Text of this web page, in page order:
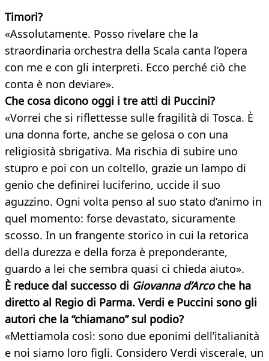
Timori?
«Assolutamente. Posso rivelare che la
straordinaria orchestra della Scala canta l’opera
con me e con gli interpreti. Ecco perché ciò che
conta è non deviare».
Che cosa dicono oggi i tre atti di Puccini?
«Vorrei che si riflettesse sulle fragilità di Tosca. È
una donna forte, anche se gelosa o con una
religiosità sbrigativa. Ma rischia di subire uno
stupro e poi con un coltello, grazie un lampo di
genio che definirei luciferino, uccide il suo
aguzzino. Ogni volta penso al suo stato d’animo in
quel momento: forse devastato, sicuramente
scosso. In un frangente storico in cui la retorica
della durezza e della forza è preponderante,
guardo a lei che sembra quasi ci chieda aiuto».
È reduce dal successo di Giovanna d’Arco che ha
diretto al Regio di Parma. Verdi e Puccini sono gli
autori che la “chiamano” sul podio?
«Mettiamola così: sono due eponimi dell’italianità
e noi siamo loro figli. Considero Verdi viscerale, un